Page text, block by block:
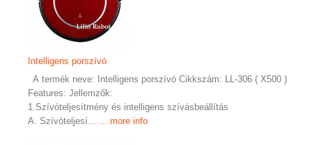
Intelligens porszívó
A termék neve: Intelligens porszívó Cikkszám: LL-306 ( X500 )
Features: Jellemzők:
1.Szívóteljesítmény és intelligens szívásbeállítás
A. Szívóteljesí...
... more info